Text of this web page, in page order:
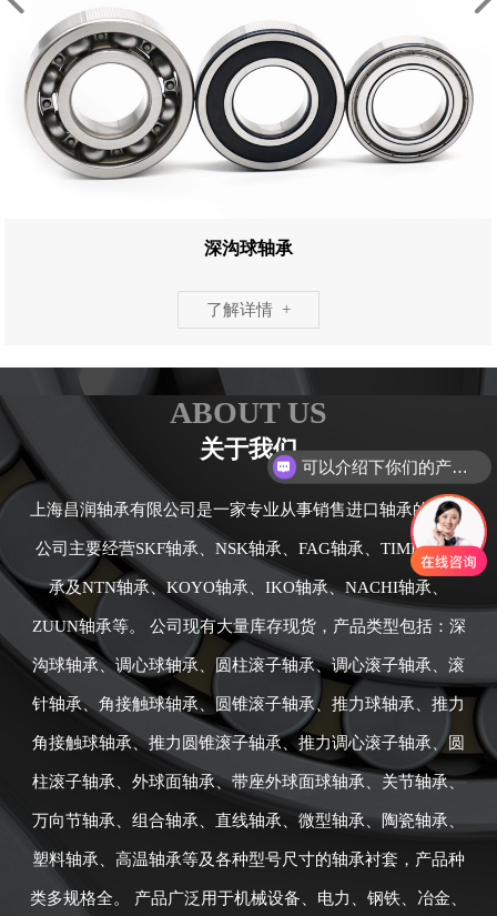
深沟球轴承
了解详情 +
ABOUT US
关于我们
上海昌润轴承有限公司是一家专业从事销售进口轴承的公司,
公司主要经营SKF轴承、NSK轴承、FAG轴承、TIMKEN轴
承及NTN轴承、KOYO轴承、IKO轴承、NACHI轴承、
ZUUN轴承等。 公司现有大量库存现货，产品类型包括：深
沟球轴承、调心球轴承、圆柱滚子轴承、调心滚子轴承、滚
针轴承、角接触球轴承、圆锥滚子轴承、推力球轴承、推力
角接触球轴承、推力圆锥滚子轴承、推力调心滚子轴承、圆
柱滚子轴承、外球面轴承、带座外球面球轴承、关节轴承、
万向节轴承、组合轴承、直线轴承、微型轴承、陶瓷轴承、
塑料轴承、高温轴承等及各种型号尺寸的轴承衬套，产品种
类多规格全。 产品广泛用于机械设备、电力、钢铁、冶金、
可以介绍下你们的产品么